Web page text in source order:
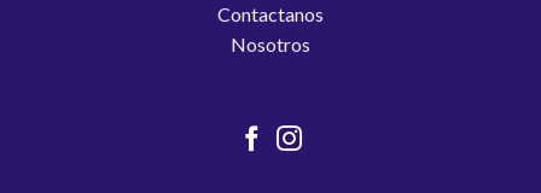
Contactanos
Nosotros